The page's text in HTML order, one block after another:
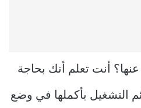
أنت تعلم أنك بحاجة
التشغيل بأكملها في وضع